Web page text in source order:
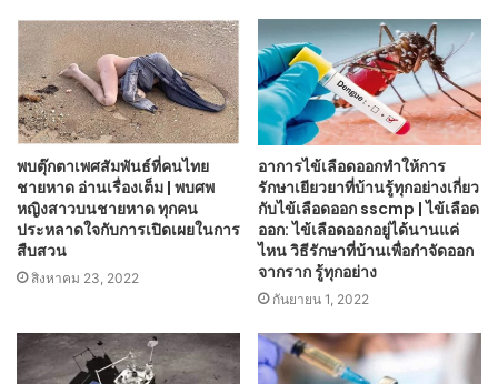
พบตุ๊กตาเพศสัมพันธ์ที่คนไทย
ชายหาด อ่านเรื่องเต็ม | พบศพ
หญิงสาวบนชายหาด ทุกคน
ประหลาดใจกับการเปิดเผยในการ
สืบสวน
สิงหาคม 23, 2022
อาการไข้เลือดออกทำให้การ
รักษาเยียวยาที่บ้านรู้ทุกอย่างเกี่ยว
กับไข้เลือดออก sscmp | ไข้เลือด
ออก: ไข้เลือดออกอยู่ได้นานแค่
ไหน วิธีรักษาที่บ้านเพื่อกำจัดออก
จากราก รู้ทุกอย่าง
กันยายน 1, 2022